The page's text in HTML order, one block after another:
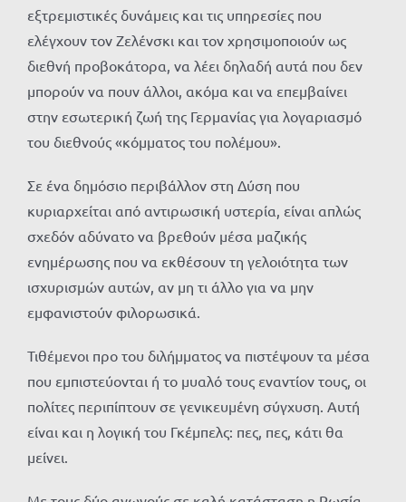
εξτρεμιστικές δυνάμεις και τις υπηρεσίες που
ελέγχουν τον Ζελένσκι και τον χρησιμοποιούν ως
διεθνή προβοκάτορα, να λέει δηλαδή αυτά που δεν
μπορούν να πουν άλλοι, ακόμα και να επεμβαίνει
στην εσωτερική ζωή της Γερμανίας για λογαριασμό
του διεθνούς «κόμματος του πολέμου».
Σε ένα δημόσιο περιβάλλον στη Δύση που
κυριαρχείται από αντιρωσική υστερία, είναι απλώς
σχεδόν αδύνατο να βρεθούν μέσα μαζικής
ενημέρωσης που να εκθέσουν τη γελοιότητα των
ισχυρισμών αυτών, αν μη τι άλλο για να μην
εμφανιστούν φιλορωσικά.
Τιθέμενοι προ του διλήμματος να πιστέψουν τα μέσα
που εμπιστεύονται ή το μυαλό τους εναντίον τους, οι
πολίτες περιπίπτουν σε γενικευμένη σύγχυση. Αυτή
είναι και η λογική του Γκέμπελς: πες, πες, κάτι θα
μείνει.